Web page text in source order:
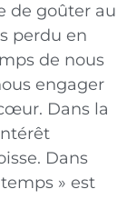
de goûter au
perdu en
de nous
engager
Dans la
Dans
» est